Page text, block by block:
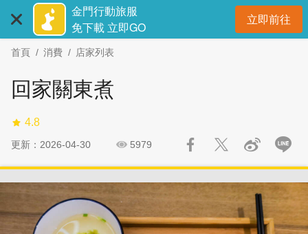
主
金門行動旅服
免下載 立即GO
立即前往開
首頁 消費 店家列表
回家關東煮
4.8
更新：2026-04-30 5979
社